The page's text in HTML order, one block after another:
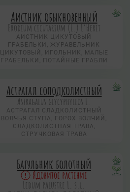
Аистник обыкновенный
Erodium cicutarium (L.) L’Herit
АИСТНИК ЦИКУТОВЫЙ
ГРАБЕЛЬКИ, ЖУРАВЕЛЬНИК
ЦИКУТОВЫЙ, ИГОЛЬНИК, МАЛЫЕ
ГРАБЕЛЬКИ, ПОТАЙНЫЕ ГРАБЛИ
Астрагал солодколистный
Astragalus glycyphyllos L.
АСТРАГАЛ СЛАДКОЛИСТНЫЙ
ВОЛЧЬЯ СТУПА, ГОРОХ ВОЛЧИЙ,
СЛАДКОЛИСТНАЯ ТРАВА,
СТРУЧКОВАЯ ТРАВА
Багульник болотный
Ядовитое растение
Ledum palustre L. s.l.